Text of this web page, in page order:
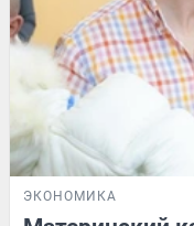
ЭКОНОМИКА